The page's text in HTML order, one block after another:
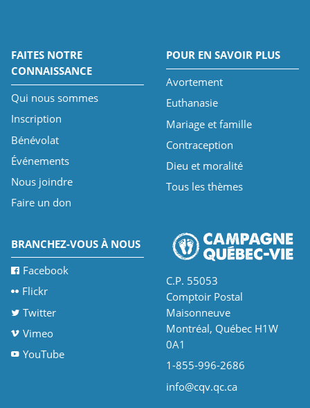
FAITES NOTRE
CONNAISSANCE
Qui nous sommes
Inscription
Bénévolat
Événements
Nous joindre
Faire un don
POUR EN SAVOIR PLUS
Avortement
Euthanasie
Mariage et famille
Contraception
Dieu et moralité
Tous les thèmes
BRANCHEZ-VOUS À NOUS
Facebook
Flickr
Twitter
Vimeo
YouTube
C.P. 55053
Comptoir Postal
Maisonneuve
Montréal, Québec H1W
0A1
1-855-996-2686
info@cqv.qc.ca